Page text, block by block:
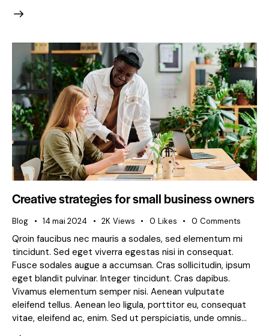
Creative strategies for small business owners
Blog 14 mai 2024 2K Views 0 Likes 0 Comments
Qroin faucibus nec mauris a sodales, sed elementum mi
tincidunt. Sed eget viverra egestas nisi in consequat.
Fusce sodales augue a accumsan. Cras sollicitudin, ipsum
eget blandit pulvinar. Integer tincidunt. Cras dapibus.
Vivamus elementum semper nisi. Aenean vulputate
eleifend tellus. Aenean leo ligula, porttitor eu, consequat
vitae, eleifend ac, enim. Sed ut perspiciatis, unde omnis…